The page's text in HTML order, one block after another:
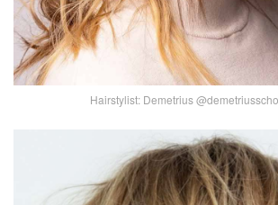
Hairstylist: Demetrius